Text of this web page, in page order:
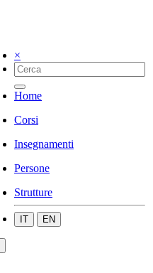
×
Home
Corsi
Insegnamenti
Persone
Strutture
IT EN